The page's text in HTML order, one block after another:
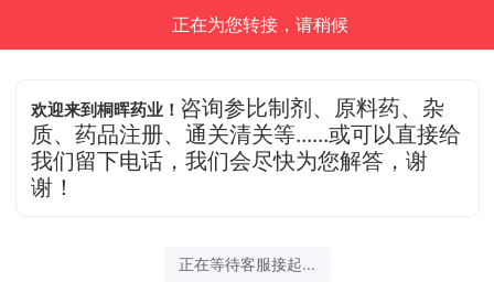
正在为您转接，请稍候
欢迎来到桐晖药业！ 咨询参比制剂、原料药、杂
质、药品注册、通关清关等......或可以直接给
我们留下电话，我们会尽快为您解答，谢
谢！
正在等待客服接起...